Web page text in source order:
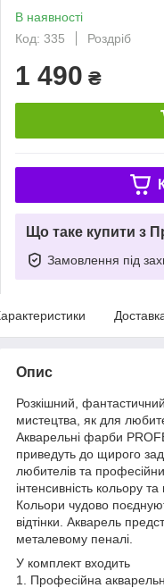
В наявності
Код: 335
Роздріб
1 490 ₴
Що таке купити з
Замовлення під
Опис
Розкішний,
мистецтва, як для
Акварельні фарби
приведуть до щирого
любителів та
інтенсивність кольору
Кольори чудово
відтінки. Акварель
металевому пеналі.
У комплект входить
1. Професійна